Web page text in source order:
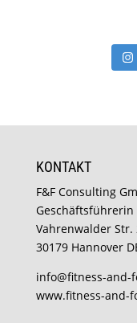
KONTAKT
F&F Consulting
Geschäftsführerin
Vahrenwalder Str.
30179 Hannover
info@fitness-and-
www.fitness-and-